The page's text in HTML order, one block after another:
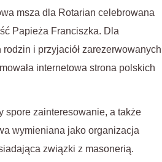
msza dla Rotarian celebrowana
Papieża Franciszka. Dla
rodzin i przyjaciół zarezerwowanych
internetowa strona polskich
spore zainteresowanie, a także
wymieniana jako organizacja
związki z masonerią.